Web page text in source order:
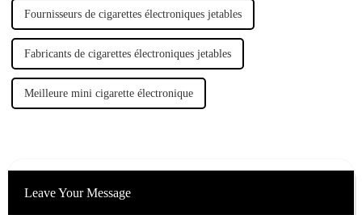
Fournisseurs de cigarettes électroniques jetables
Fabricants de cigarettes électroniques jetables
Meilleure mini cigarette électronique
Leave Your Message